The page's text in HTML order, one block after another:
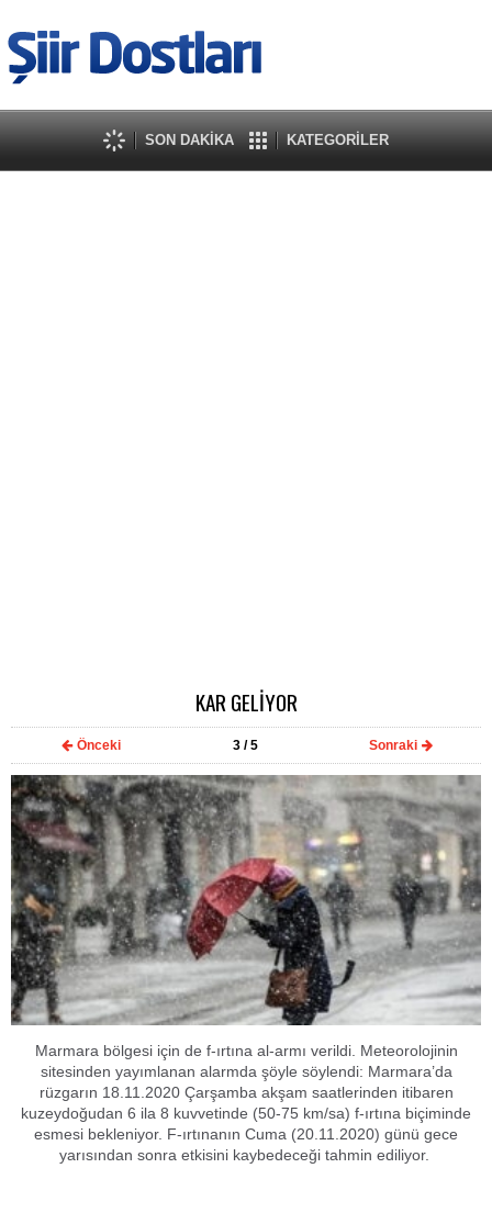
SON DAKİKA KATEGORİLER
KAR GELİYOR
Önceki 3 / 5 Sonraki
Marmara bölgesi için de f-ırtına al-armı verildi. Meteorolojinin
sitesinden yayımlanan alarmda şöyle söylendi: Marmara’da
rüzgarın 18.11.2020 Çarşamba akşam saatlerinden itibaren
kuzeydoğudan 6 ila 8 kuvvetinde (50-75 km/sa) f-ırtına biçiminde
esmesi bekleniyor. F-ırtınanın Cuma (20.11.2020) günü gece
yarısından sonra etkisini kaybedeceği tahmin ediliyor.